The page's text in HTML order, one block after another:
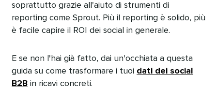
soprattutto grazie all'aiuto di strumenti di
reporting come Sprout. Più il reporting è solido, più
è facile capire il ROI dei social in generale.​​
E se non l'hai già fatto, dai un'occhiata a questa
guida su come trasformare i tuoi dati dei social
B2Bin ricavi concreti.​​